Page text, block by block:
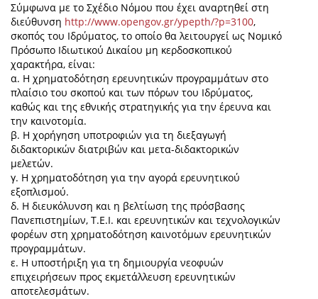
Σύμφωνα με το Σχέδιο Νόμου που έχει αναρτηθεί στη
διεύθυνση http://www.opengov.gr/ypepth/?p=3100,
σκοπός του Ιδρύματος, το οποίο θα λειτουργεί ως Νομικό
Πρόσωπο Ιδιωτικού Δικαίου μη κερδοσκοπικού
χαρακτήρα, είναι:
α. Η χρηματοδότηση ερευνητικών προγραμμάτων στο
πλαίσιο του σκοπού και των πόρων του Ιδρύματος,
καθώς και της εθνικής στρατηγικής για την έρευνα και
την καινοτομία.
β. Η χορήγηση υποτροφιών για τη διεξαγωγή
διδακτορικών διατριβών και μετα-διδακτορικών
μελετών.
γ. Η χρηματοδότηση για την αγορά ερευνητικού
εξοπλισμού.
δ. Η διευκόλυνση και η βελτίωση της πρόσβασης
Πανεπιστημίων, Τ.Ε.Ι. και ερευνητικών και τεχνολογικών
φορέων στη χρηματοδότηση καινοτόμων ερευνητικών
προγραμμάτων.
ε. Η υποστήριξη για τη δημιουργία νεοφυών
επιχειρήσεων προς εκμετάλλευση ερευνητικών
αποτελεσμάτων.